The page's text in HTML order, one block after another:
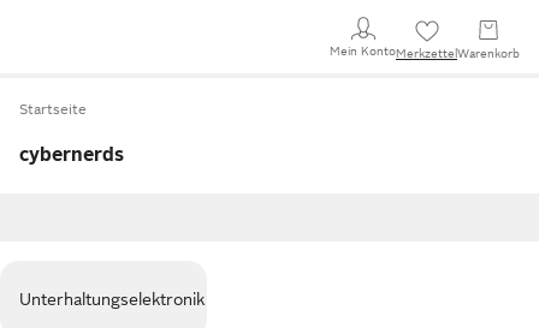
Mein KontoMerkzettel Warenkorb
Startseite
cybernerds
Unterhaltungselektronik